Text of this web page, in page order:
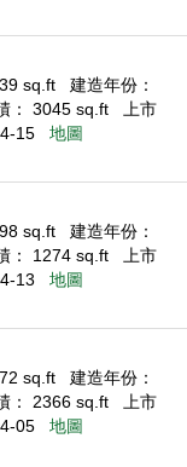
sq.ft
建造年份：
： 3045 sq.ft
上市
15
地圖
sq.ft
建造年份：
： 1274 sq.ft
上市
13
地圖
sq.ft
建造年份：
： 2366 sq.ft
上市
05
地圖